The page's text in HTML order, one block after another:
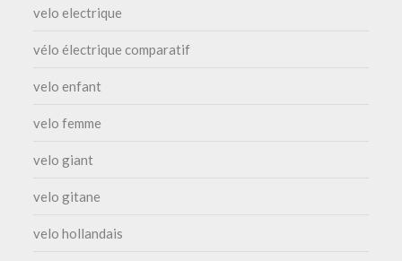
velo electrique
vélo électrique comparatif
velo enfant
velo femme
velo giant
velo gitane
velo hollandais